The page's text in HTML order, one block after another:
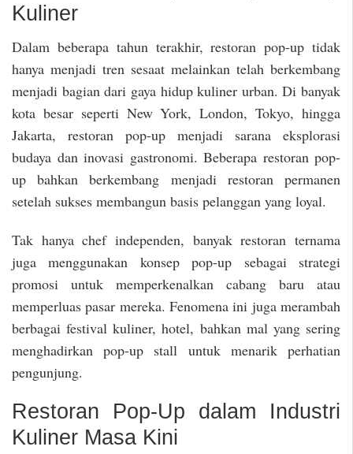
Kuliner
Dalam beberapa tahun terakhir, restoran pop-up tidak
hanya menjadi tren sesaat melainkan telah berkembang
menjadi bagian dari gaya hidup kuliner urban. Di banyak
kota besar seperti New York, London, Tokyo, hingga
Jakarta, restoran pop-up menjadi sarana eksplorasi
budaya dan inovasi gastronomi. Beberapa restoran pop-
up bahkan berkembang menjadi restoran permanen
setelah sukses membangun basis pelanggan yang loyal.
Tak hanya chef independen, banyak restoran ternama
juga menggunakan konsep pop-up sebagai strategi
promosi untuk memperkenalkan cabang baru atau
memperluas pasar mereka. Fenomena ini juga merambah
berbagai festival kuliner, hotel, bahkan mal yang sering
menghadirkan pop-up stall untuk menarik perhatian
pengunjung.
Restoran Pop-Up dalam Industri
Kuliner Masa Kini